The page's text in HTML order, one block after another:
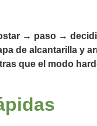
→ paso →
de alcantarilla y
que el modo